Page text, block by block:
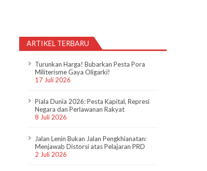
ARTIKEL TERBARU
Turunkan Harga! Bubarkan Pesta Pora
Militerisme Gaya Oligarki!
17 Juli 2026
Piala Dunia 2026: Pesta Kapital, Represi
Negara dan Perlawanan Rakyat
8 Juli 2026
Jalan Lenin Bukan Jalan Pengkhianatan:
Menjawab Distorsi atas Pelajaran PRD
2 Juli 2026